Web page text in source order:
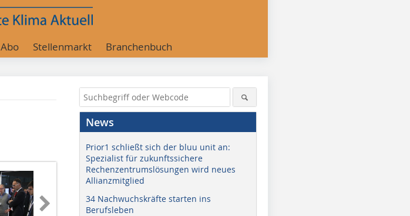
Abo Stellenmarkt Branchenbuch
News
Prior1 schließt sich der bluu unit an:
Spezialist für zukunftssichere
Rechenzentrumslösungen wird neues
Allianzmitglied
34 Nachwuchskräfte starten ins
Berufsleben